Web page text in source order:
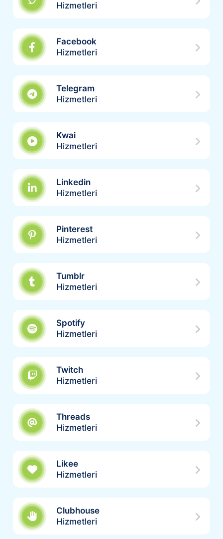
Hizmetleri
Facebook
Hizmetleri
Telegram
Hizmetleri
Kwai
Hizmetleri
Linkedin
Hizmetleri
Pinterest
Hizmetleri
Tumblr
Hizmetleri
Spotify
Hizmetleri
Twitch
Hizmetleri
Threads
Hizmetleri
Likee
Hizmetleri
Clubhouse
Hizmetleri